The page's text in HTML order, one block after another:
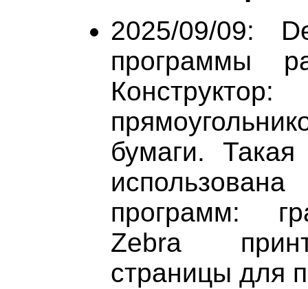
2025/09/09:
программы
бумаги.
программ:
Zebra
страницы для